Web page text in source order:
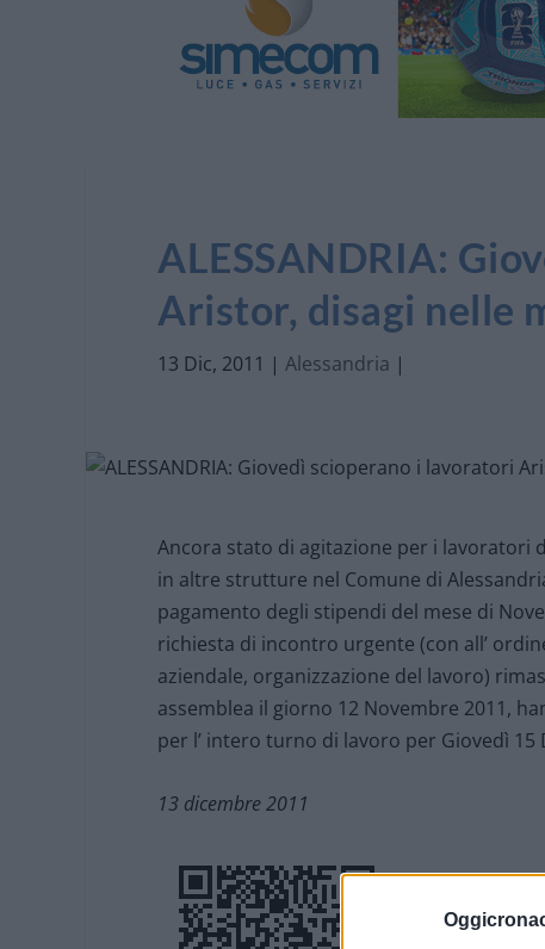
ALESSANDRIA:
Aristor, disagi nelle
13 Dic, 2011 | Alessandria |
Ancora stato di agitazione per i lavoratori
in altre strutture nel Comune di
pagamento degli stipendi del mese di
richiesta di incontro urgente (con all’
aziendale, organizzazione del lavoro)
assemblea il giorno 12 Novembre 2011,
per l’ intero turno di lavoro per Giovedì 15
13 dicembre 2011